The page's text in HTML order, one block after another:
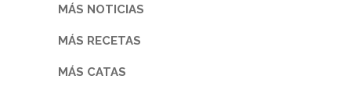
MÁS NOTICIAS
MÁS RECETAS
MÁS CATAS